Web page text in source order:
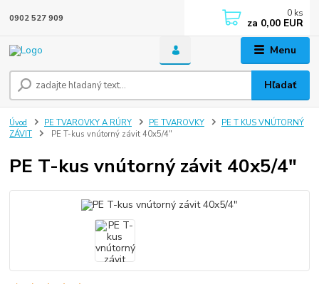
Menu
Hľadať
0902 527 909 0 ks
za 0,00 EUR
Úvod PE TVAROVKY A RÚRY PE TVAROVKY
PE T KUS VNÚTORNÝ
ZÁVIT
PE T-kus vnútorný závit 40x5/4"
PE T-kus vnútorný závit 40x5/4"